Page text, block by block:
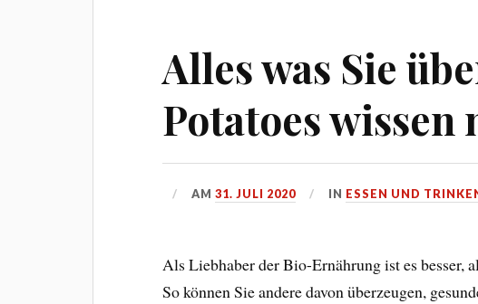
Alles was Sie
Potatoes wissen
AM31. JULI 2020 IN ESSEN UND
Als Liebhaber der Bio-Ernährung ist es besser,
So können Sie andere davon überzeugen,